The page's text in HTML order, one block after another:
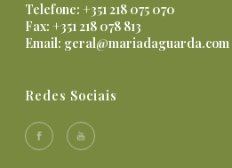
Telefone: +351 218 075 070
Fax: +351 218 078 813
Email: geral@mariadaguarda.com
Redes Sociais